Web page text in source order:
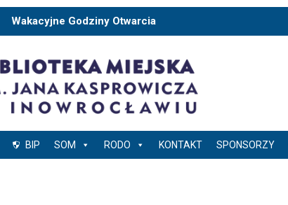
Wakacyjne Godziny Otwarcia
BIP SOM RODO KONTAKT SPONSORZY